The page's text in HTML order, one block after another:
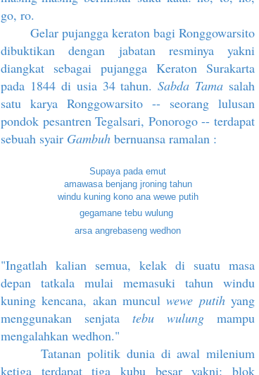
go, ro.
Gelar pujangga keraton bagi Ronggowarsito
dibuktikan dengan jabatan resminya yakni
diangkat sebagai pujangga Keraton Surakarta
pada 1844 di usia 34 tahun.Sabda Tama salah
satu karya Ronggowarsito -- seorang lulusan
pondok pesantren Tegalsari, Ponorogo -- terdapat
sebuah syair Gambuh bernuansa ramalan :
Supaya pada emut
amawasa benjang jroning tahun
windu kuning kono ana wewe putih
gegamane tebu wulung
arsa angrebaseng wedhon
"Ingatlah kalian semua, kelak di suatu masa
depan tatkala mulai memasuki tahun windu
kuning kencana, akan munculwewe putihyang
menggunakan senjata tebu wulung mampu
mengalahkan wedhon."
Tatanan politik dunia di awal milenium
ketiga terdapat tiga kubu besar yakni: blok